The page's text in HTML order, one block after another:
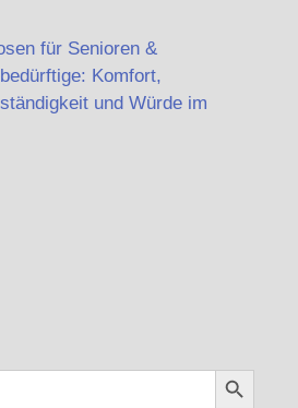
für Senioren &
Komfort,
und Würde im
Search Button